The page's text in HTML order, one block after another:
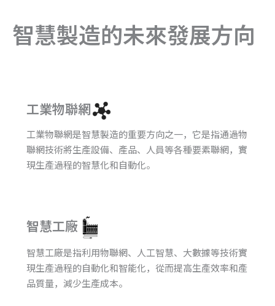
智慧製造的未來發展方向
工業物聯網
工業物聯網是智慧製造的重要方向之一，它是指通過物
聯網技術將生產設備、產品、人員等各種要素聯網，實
現生產過程的智慧化和自動化。
智慧工廠
智慧工廠是指利用物聯網、人工智慧、大數據等技術實
現生產過程的自動化和智能化，從而提高生產效率和產
品質量，減少生產成本。